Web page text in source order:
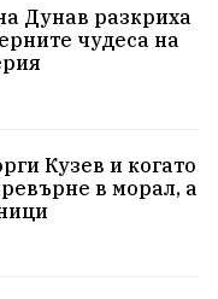
Дунав разкриха
чудеса на
Кузев и когато
в морал, а